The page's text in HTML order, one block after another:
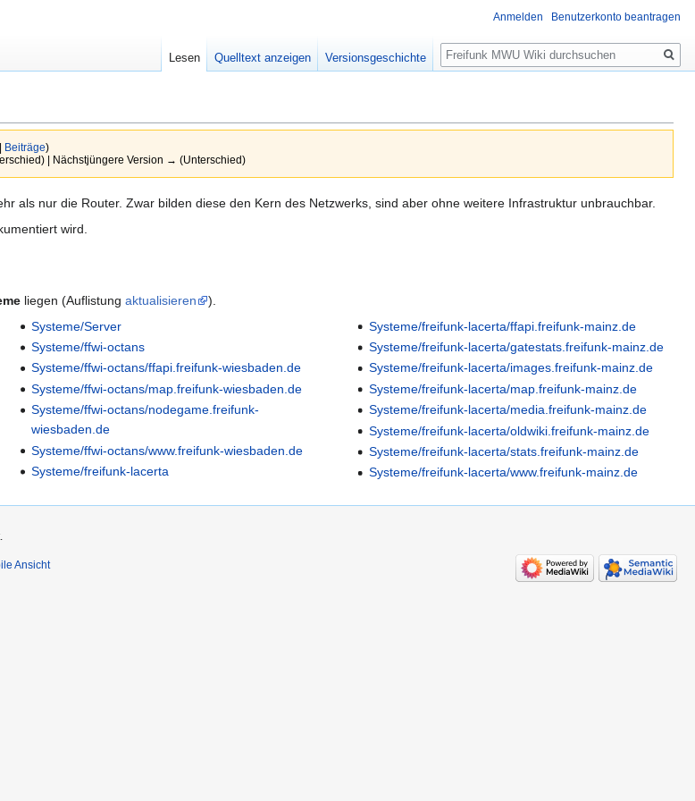
Beiträge)
| Nächstjüngere Version → (Unterschied)
als nur die Router. Zwar bilden diese den Kern des Netzwerks, sind aber ohne weitere Infrastruktur unbrauchbar.
wird.
liegen (Auflistung aktualisieren ).
Systeme/Server
Systeme/ffwi-octans
Systeme/ffwi-octans/ffapi.freifunk-wiesbaden.de
Systeme/ffwi-octans/map.freifunk-wiesbaden.de
Systeme/ffwi-octans/nodegame.freifunk-
wiesbaden.de
Systeme/ffwi-octans/www.freifunk-wiesbaden.de
Systeme/freifunk-lacerta
Systeme/freifunk-lacerta/ffapi.freifunk-mainz.de
Systeme/freifunk-lacerta/gatestats.freifunk-mainz.de
Systeme/freifunk-lacerta/images.freifunk-mainz.de
Systeme/freifunk-lacerta/map.freifunk-mainz.de
Systeme/freifunk-lacerta/media.freifunk-mainz.de
Systeme/freifunk-lacerta/oldwiki.freifunk-mainz.de
Systeme/freifunk-lacerta/stats.freifunk-mainz.de
Systeme/freifunk-lacerta/www.freifunk-mainz.de
Anmelden Benutzerkonto beantragen
Lesen Quelltext anzeigen Versionsgeschichte
Suche
Ansicht